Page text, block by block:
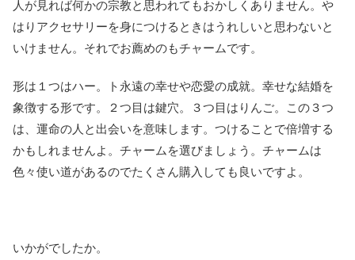
人が見れば何かの宗教と思われてもおかしくありません。や
はりアクセサリーを身につけるときはうれしいと思わないと
いけません。それでお薦めのもチャームです。
形は１つはハー。ト永遠の幸せや恋愛の成就。幸せな結婚を
象徴する形です。２つ目は鍵穴。３つ目はりんご。この３つ
は、運命の人と出会いを意味します。つけることで倍増する
かもしれませんよ。チャームを選びましょう。チャームは
色々使い道があるのでたくさん購入しても良いですよ。
いかがでしたか。